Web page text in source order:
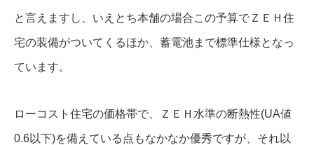
と言えますし、いえとち本舗の場合この予算でＺＥＨ住
宅の装備がついてくるほか、蓄電池まで標準仕様となっ
ています。
ローコスト住宅の価格帯で、ＺＥＨ水準の断熱性(UA値
0.6以下)を備えている点もなかなか優秀ですが、それ以